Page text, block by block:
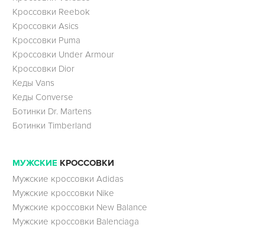
Кроссовки Reebok
Кроссовки Asics
Кроссовки Puma
Кроссовки Under Armour
Кроссовки Dior
Кеды Vans
Кеды Converse
Ботинки Dr. Martens
Ботинки Timberland
МУЖСКИЕ КРОССОВКИ
Мужские кроссовки Adidas
Мужские кроссовки Nike
Мужские кроссовки New Balance
Мужские кроссовки Balenciaga